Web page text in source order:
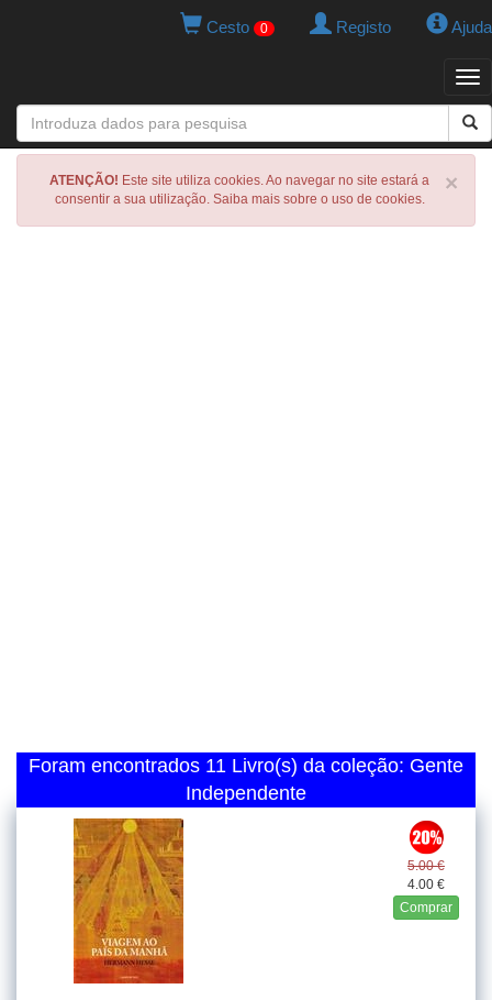
Cesto 0 Registo Ajuda
×
ATENÇÃO! Este site utiliza cookies. Ao navegar no site estará a
consentir a sua utilização. Saiba mais sobre o uso de cookies.
Foram encontrados 11 Livro(s) da coleção: Gente
Independente
5.00 €
4.00 €
Comprar